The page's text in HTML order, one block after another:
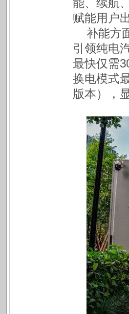
能、续航
赋能用户
补能方
引领纯电
最快仅需
换电模式
版本），